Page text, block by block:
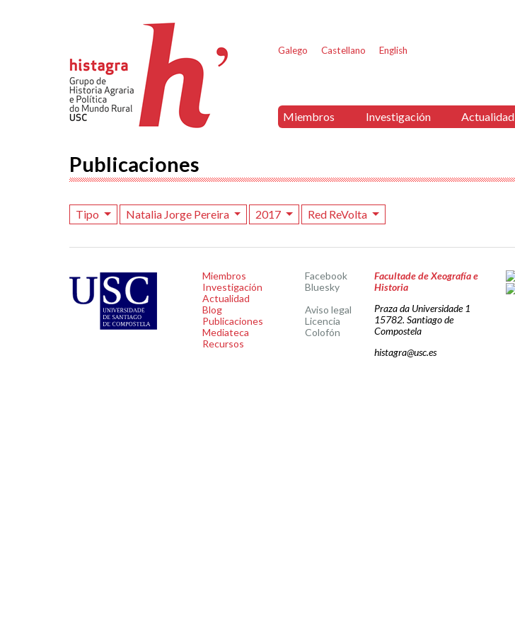
Galego Castellano English
Miembros Investigación Actualidad
Publicaciones
Tipo Natalia Jorge Pereira 2017 Red ReVolta
Miembros
Investigación
Actualidad
Blog
Publicaciones
Mediateca
Recursos
Facebook
Bluesky
Aviso legal
Licencia
Colofón
Facultade de Xeografía e
Historia
Praza da Universidade 1
15782. Santiago de
Compostela
histagra@usc.es